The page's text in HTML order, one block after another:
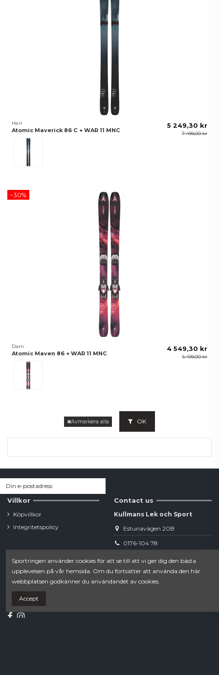
Herr
Atomic Maverick 86 C + WAR 11 MNC
Metalic Bl/Red
5 249,30 kr
7 499,00 kr
−30%
Dam
Atomic Maven 86 + WAR 11 MNC
Berry
4 549,30 kr
6 499,00 kr
Avmarkera alla OK
Villkor
Köpvillkor
Integritetspolicy
Contact us
Kullmans Lek och Sport
Estunavägen 20B
0176-104 78
webshop.norrtalje@sportringen.se
Din lokala sporthandel!
Follow us
Sportringen använder cookies för att se till att vi ger dig den bästa
upplevelsen på vår hemsida. Om du fortsätter att använda den här
webbplatsen godkänner du användandet av cookies.
Accept